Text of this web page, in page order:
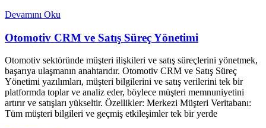
Devamını Oku
Otomotiv CRM ve Satış Süreç Yönetimi
Otomotiv sektöründe müşteri ilişkileri ve satış süreçlerini yönetmek,
başarıya ulaşmanın anahtarıdır. Otomotiv CRM ve Satış Süreç
Yönetimi yazılımları, müşteri bilgilerini ve satış verilerini tek bir
platformda toplar ve analiz eder, böylece müşteri memnuniyetini
artırır ve satışları yükseltir. Özellikler: Merkezi Müşteri Veritabanı:
Tüm müşteri bilgileri ve geçmiş etkileşimler tek bir yerde